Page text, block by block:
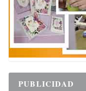
PUBLICIDAD